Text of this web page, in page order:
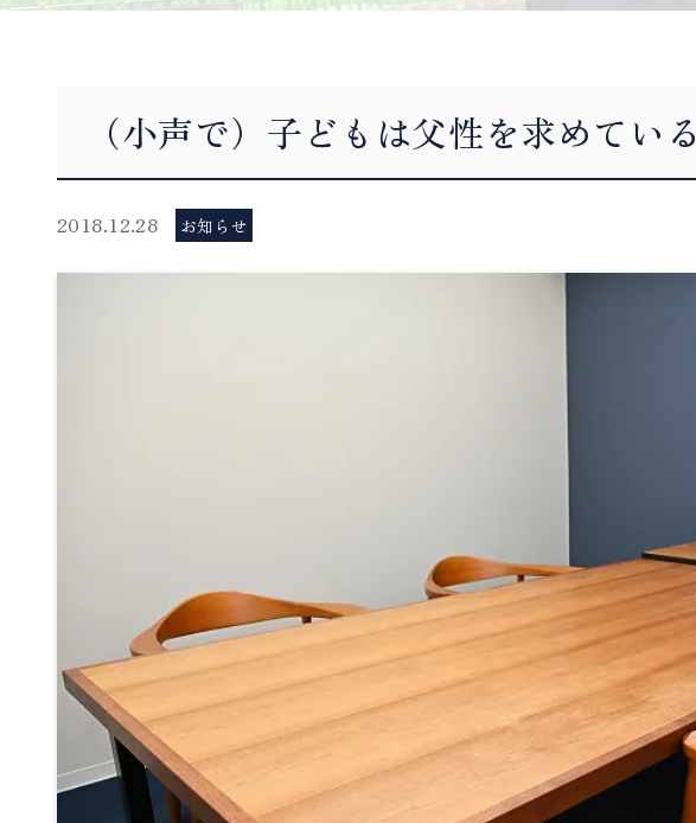
（小声で）子どもは父性を求めてい
2018.12.28 お知らせ